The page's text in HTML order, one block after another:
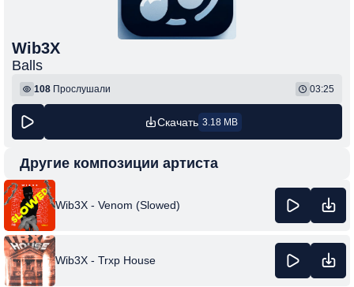
Шансон
Фонк
Wib3X
Balls
108 Прослушали 03:25
Скачать 3.18 MB
Другие композиции артиста
Wib3X - Venom (Slowed)
Wib3X - Trxp House